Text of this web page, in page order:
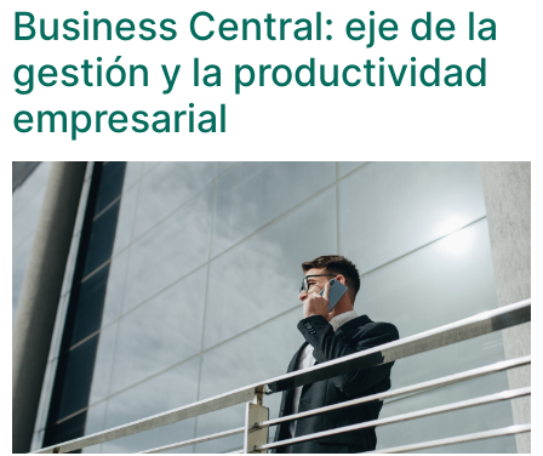
Business Central: eje de la
gestión y la productividad
empresarial